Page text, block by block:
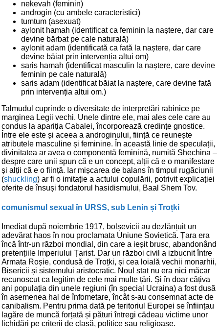
nekevah (feminin)
androgin (cu ambele caracteristici)
tumtum (asexuat)
aylonit hamah (identificat ca feminin la naștere, dar care
devine bărbat pe cale naturală)
aylonit adam (identificată ca fată la naștere, dar care
devine băiat prin intervenția altui om)
saris hamah (identificat masculin la naștere, care devine
feminin pe cale naturală)
saris adam (identificat băiat la naștere, care devine fată
prin intervenția altui om.)
Talmudul cuprinde o diversitate de interpretări rabinice pe
marginea Legii vechi. Unele dintre ele, mai ales cele care au
condus la apariția Cabalei, încorporează credințe gnostice.
Între ele este și aceea a androginului, ființă ce reunește
atributele masculine și feminine. În această linie de speculații,
divinitatea ar avea o componentă feminină, numită Shechina –
despre care unii spun că e un concept, alții că e o manifestare
și alții că e o ființă. Iar mișcarea de balans în timpul rugăciunii
(shuckling) ar fi o imitație a actului copulării, potrivit explicației
oferite de însuși fondatorul hasidismului, Baal Shem Tov.
comunismul sexual în URSS, sub Lenin și Troțki
Imediat după noiembrie 1917, bolșevicii au dezlănțuit un
adevărat haos în nou proclamata Uniune Sovietică. Țara era
încă într-un război mondial, din care a ieșit brusc, abandonând
pretențiile Imperiului Țarist. Dar un război civil a izbucnit între
Armata Roșie, condusă de Troțki, și cea loială vechii monarhii,
Bisericii și sistemului aristocratic. Noul stat nu era nici măcar
recunoscut ca legitim de cele mai multe țări. Și în doar câțiva
ani populația din unele regiuni (în special Ucraina) a fost dusă
în asemenea hal de înfometare, încât s-au consemnat acte de
canibalism. Pentru prima dată pe teritoriul Europei se înființau
lagăre de muncă forțată și pături întregi cădeau victime unor
lichidări pe criterii de clasă, politice sau religioase.